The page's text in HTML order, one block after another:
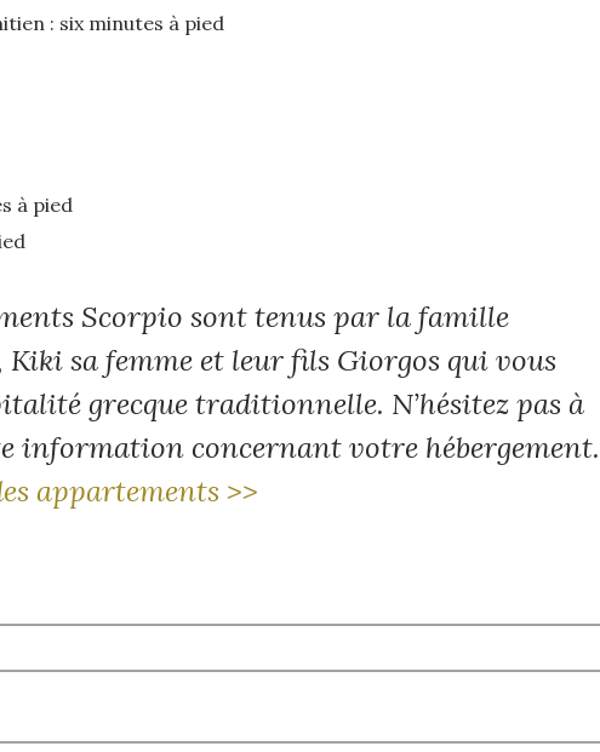
: six minutes à pied
à pied
Scorpio sont tenus par la famille
sa femme et leur fils Giorgos qui vous
grecque traditionnelle. N’hésitez pas à
information concernant votre hébergement.
appartements >>